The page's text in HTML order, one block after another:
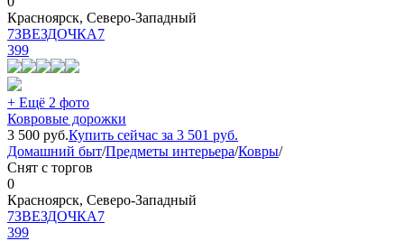
Красноярск, Северо-Западный
7ЗВЕЗДОЧКА7
399
+ Ещё 2 фото
Ковровые дорожки
3 500 руб.Купить сейчас за 3 501 руб.
Домашний быт/Предметы интерьера/Ковры/
Снят с торгов
0
Красноярск, Северо-Западный
7ЗВЕЗДОЧКА7
399